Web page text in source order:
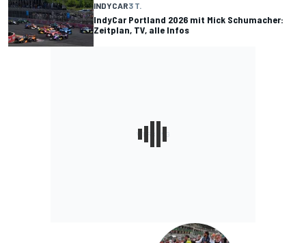
INDYCAR3 T.
IndyCar Portland 2026 mit Mick Schumacher:
Zeitplan, TV, alle Infos